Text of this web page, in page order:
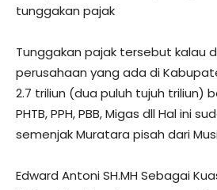
tunggakan pajak
Tunggakan pajak tersebut kalau
perusahaan yang ada di
2.7 triliun (dua puluh tujuh triliun)
PHTB, PPH, PBB, Migas dll Hal ini
semenjak Muratara pisah dari
Edward Antoni SH.MH Sebagai